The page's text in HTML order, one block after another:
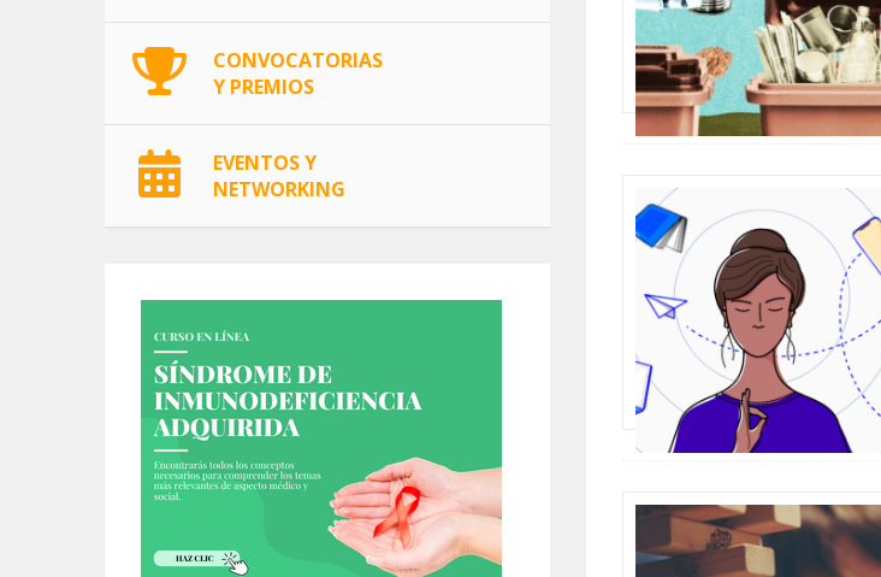
CONVOCATORIAS
Y PREMIOS
EVENTOS Y
NETWORKING